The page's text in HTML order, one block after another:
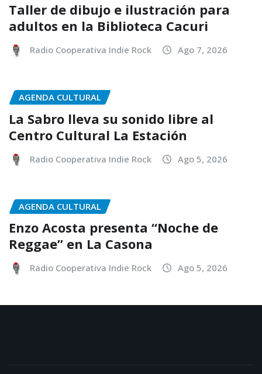
Taller de dibujo e ilustración para
adultos en la Biblioteca Cacuri
Radio Cooperativa Indie Rock Ago 7, 2026
AGENDA CULTURAL
La Sabro lleva su sonido libre al
Centro Cultural La Estación
Radio Cooperativa Indie Rock Ago 5, 2026
AGENDA CULTURAL
Enzo Acosta presenta “Noche de
Reggae” en La Casona
Radio Cooperativa Indie Rock Ago 5, 2026